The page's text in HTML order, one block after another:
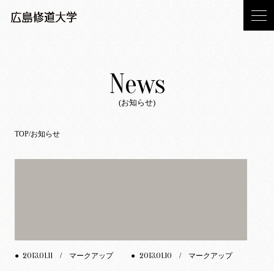
News
(お知らせ)
TOP お知らせ
● 2013.01.11 / マークアップ ● 2013.01.10 / マークアップ